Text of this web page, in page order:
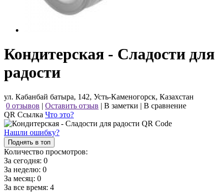
Кондитерская - Сладости для
радости
ул. Кабанбай батыра, 142, Усть-Каменогорск, Казахстан
0 отзывов | Оставить отзыв | В заметки | В сравнение
QR Ссылка Что это?
Нашли ошибку?
Поднять в топ
Количество просмотров:
За сегодня: 0
За неделю: 0
За месяц: 0
За все время: 4